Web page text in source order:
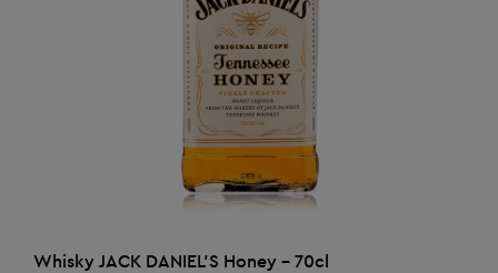
AJOUTER AU PANIER
Whisky JACK DANIEL'S Honey - 70cl